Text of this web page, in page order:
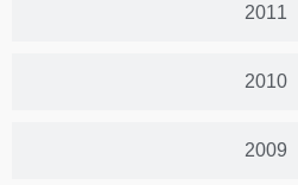
2011
2010
2009